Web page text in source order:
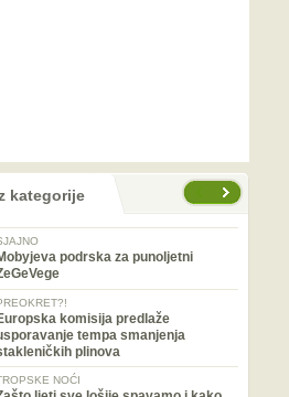
kategorije
podrska za punoljetni
komisija predlaže
tempa smanjenja
plinova
NOĆI